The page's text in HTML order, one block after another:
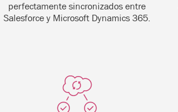
perfectamente sincronizados entre
Salesforce y Microsoft Dynamics 365.